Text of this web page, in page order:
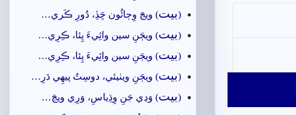
(بيت) ويڄَ وِڄائُون ڇَڏِ، دُورِ ڪَري…
(بيت) ويڄَنِ سين وائِيءَ پِئا، ڪِرِي…
(بيت) ويڄَنِ سين وائِيءَ پِئا، ڪِرِي…
(بيت) ويڄَنِ ويٺيئي، دوسِتُ پيھِي دَرِ…
(بيت) وَڍي جَنِ وِڌِياسِ، وَرِي ويڄَ…